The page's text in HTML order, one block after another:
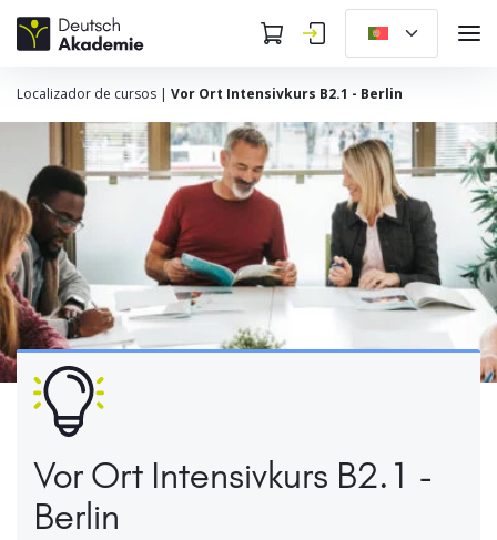
Localizador de cursos | Vor Ort Intensivkurs B2.1 - Berlin
Vor Ort Intensivkurs B2.1 -
Berlin